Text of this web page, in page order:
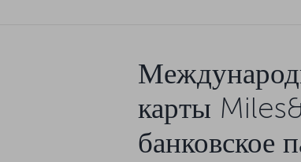
карты
банковское